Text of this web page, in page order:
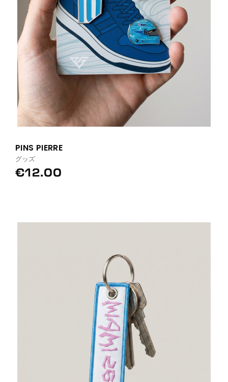
PINS PIERRE
グッズ
€12.00